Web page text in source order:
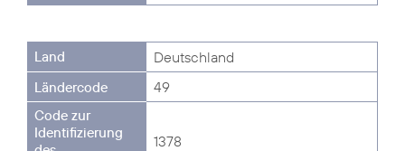
Deutschland
49
1378